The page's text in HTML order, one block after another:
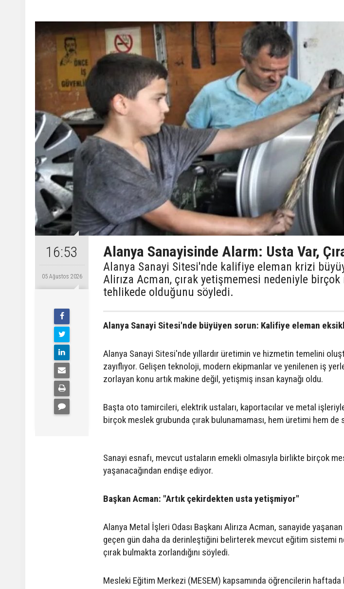
16:53
05 Ağustos 2026
Alanya Sanayisinde Alarm: Usta Var,
Alanya Sanayi Sitesi'nde kalifiye eleman krizi
Alirıza Acman, çırak yetişmemesi nedeniyle
tehlikede olduğunu söyledi.
Alanya Sanayi Sitesi'nde büyüyen sorun: Kalifiye eleman
Alanya Sanayi Sitesi'nde yıllardır üretimin ve hizmetin temelini
zayıflıyor. Gelişen teknoloji, modern ekipmanlar ve yenilenen iş
zorlayan konu artık makine değil, yetişmiş insan kaynağı oldu.
Başta oto tamircileri, elektrik ustaları, kaportacılar ve metal
birçok meslek grubunda çırak bulunamaması, hem üretimi hem
Sanayi esnafı, mevcut ustaların emekli olmasıyla birlikte birçok
yaşanacağından endişe ediyor.
Başkan Acman: "Artık çekirdekten usta yetişmiyor"
Alanya Metal İşleri Odası Başkanı Alirıza Acman, sanayide yaşanan
geçen gün daha da derinleştiğini belirterek mevcut eğitim sistemi
çırak bulmakta zorlandığını söyledi.
Mesleki Eğitim Merkezi (MESEM) kapsamında öğrencilerin